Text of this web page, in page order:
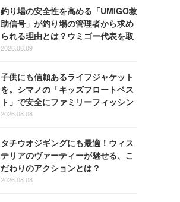
釣り場の安全性を高める「UMIGO救
助信号」が釣り場の管理者から求め
られる理由とは？ウミゴー代表を取
材
2026.08.09
子供にも信頼あるライフジャケット
を。シマノの「キッズフロートベス
ト」で安全にファミリーフィッシン
グを楽しもう！
2026.08.08
タチウオジギングにも最適！ウィス
テリアのヴァーティーが魅せる、こ
だわりのアクションとは？
2026.08.08